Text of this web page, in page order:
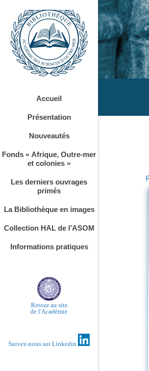
Accueil
Présentation
Nouveautés
Fonds « Afrique, Outre-mer
et colonies »
Les derniers ouvrages
primés
La Bibliothèque en images
Collection HAL de l’ASOM
Informations pratiques
Retour au site
de l'Académie
Suivez-nous sur Linkedin